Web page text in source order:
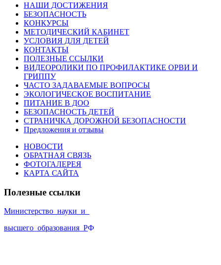
НАШИ ДОСТИЖЕНИЯ
БЕЗОПАСНОСТЬ
КОНКУРСЫ
МЕТОДИЧЕСКИЙ КАБИНЕТ
УСЛОВИЯ ДЛЯ ДЕТЕЙ
КОНТАКТЫ
ПОЛЕЗНЫЕ ССЫЛКИ
ВИДЕОРОЛИКИ ПО ПРОФИЛАКТИКЕ ОРВИ И
ГРИППУ
ЧАСТО ЗАДАВАЕМЫЕ ВОПРОСЫ
ЭКОЛОГИЧЕСКОЕ ВОСПИТАНИЕ
ПИТАНИЕ В ДОО
БЕЗОПАСНОСТЬ ДЕТЕЙ
СТРАНИЧКА ДОРОЖНОЙ БЕЗОПАСНОСТИ
Предложения и отзывы
НОВОСТИ
ОБРАТНАЯ СВЯЗЬ
ФОТОГАЛЕРЕЯ
КАРТА САЙТА
Полезные ссылки
Министерство_науки_и_
высшего_образования_РФ